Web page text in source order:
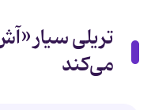
تریلی سیار
می‌کند